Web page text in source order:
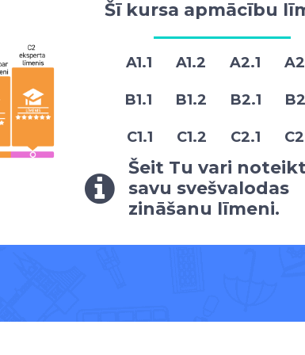
Šī kursa apmācību
A1.1 A1.2 A2.1
B1.1 B1.2 B2.1
C1.1 C1.2 C2.1
Šeit Tu vari
savu svešvalodas
zināšanu līmeni.